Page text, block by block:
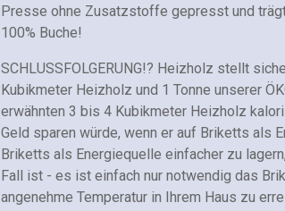
Presse ohne Zusatzstoffe gepresst und
100% Buche!
SCHLUSSFOLGERUNG!? Heizholz stellt
Kubikmeter Heizholz und 1 Tonne unserer
erwähnten 3 bis 4 Kubikmeter Heizholz
Geld sparen würde, wenn er auf Briketts als
Briketts als Energiequelle einfacher zu
Fall ist - es ist einfach nur notwendig das
angenehme Temperatur in Ihrem Haus zu